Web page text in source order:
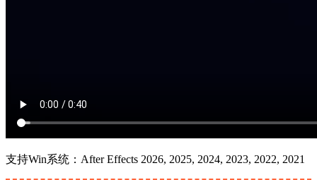
支持Win系统：After Effects 2026, 2025, 2024, 2023, 2022, 2021